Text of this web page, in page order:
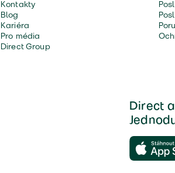
Kontakty
Blog
Kariéra
Pro média
Direct Group
Direct